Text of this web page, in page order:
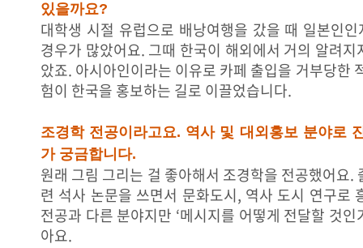
있을까요?
대학생 시절 유럽으로 배낭여행을 갔을 때 일본인
경우가 많았어요. 그때 한국이 해외에서 거의 알려
았죠. 아시아인이라는 이유로 카페 출입을 거부당한
험이 한국을 홍보하는 길로 이끌었습니다.
조경학 전공이라고요. 역사 및 대외홍보 분야로
가 궁금합니다.
원래 그림 그리는 걸 좋아해서 조경학을 전공했어요.
련 석사 논문을 쓰면서 문화도시, 역사 도시 연구로
전공과 다른 분야지만 ‘메시지를 어떻게 전달할 것인
아요.